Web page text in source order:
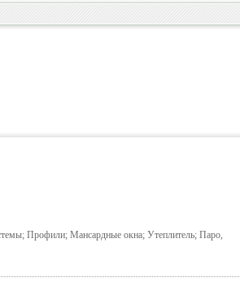
Профили; Мансардные окна; Утеплитель; Паро,